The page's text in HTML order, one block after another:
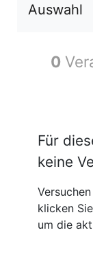
Auswahl
0
Für
keine
klicken
um die